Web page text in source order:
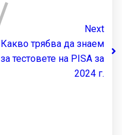
Next
Какво трябва да знаем
за тестовете на PISA за
2024 г.